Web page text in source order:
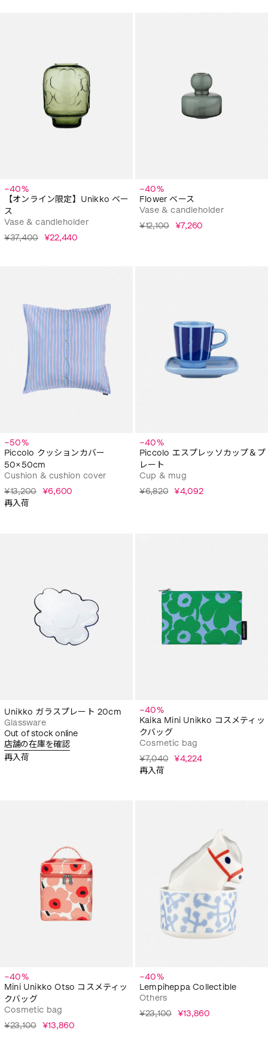
−40%
【オンライン限定】Unikko ベー
ス
Vase & candleholder
¥37,400 ¥22,440
−40%
Flower ベース
Vase & candleholder
¥12,100 ¥7,260
−50%
Piccolo クッションカバー
50×50cm
Cushion & cushion cover
¥13,200 ¥6,600
再入荷
−40%
Piccolo エスプレッソカップ＆プ
レート
Cup & mug
¥6,820 ¥4,092
Unikko ガラスプレート 20cm
Glassware
Out of stock online
店舗の在庫を確認
再入荷
−40%
Kaika Mini Unikko コスメティッ
クバッグ
Cosmetic bag
¥7,040 ¥4,224
再入荷
−40%
Mini Unikko Otso コスメティッ
クバッグ
Cosmetic bag
¥23,100 ¥13,860
−40%
Lempiheppa Collectible
Others
¥23,100 ¥13,860